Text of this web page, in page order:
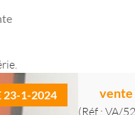
23-1-2024 vente
(Réf : VA/